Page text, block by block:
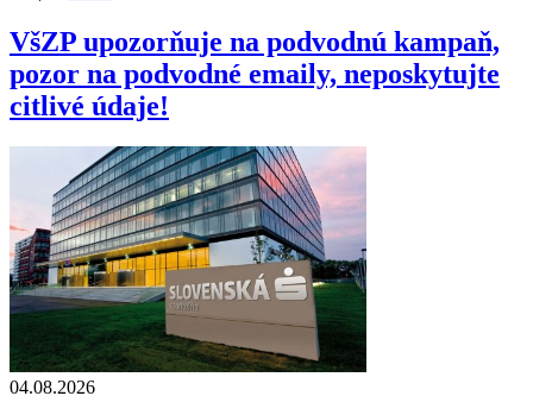
VšZP upozorňuje na podvodnú kampaň,
pozor na podvodné emaily, neposkytujte
citlivé údaje!
04.08.2026